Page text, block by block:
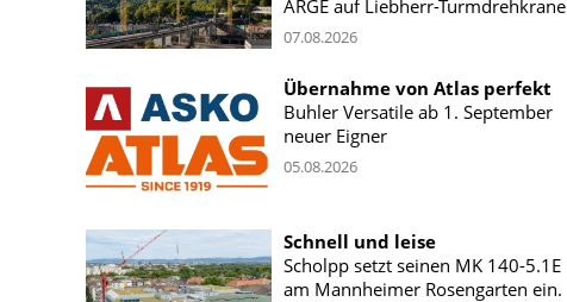
ARGE auf Liebherr-Turmdrehkrane
07.08.2026
Übernahme von Atlas perfekt
Buhler Versatile ab 1. September
neuer Eigner
05.08.2026
Schnell und leise
Scholpp setzt seinen MK 140-5.1E
am Mannheimer Rosengarten ein.